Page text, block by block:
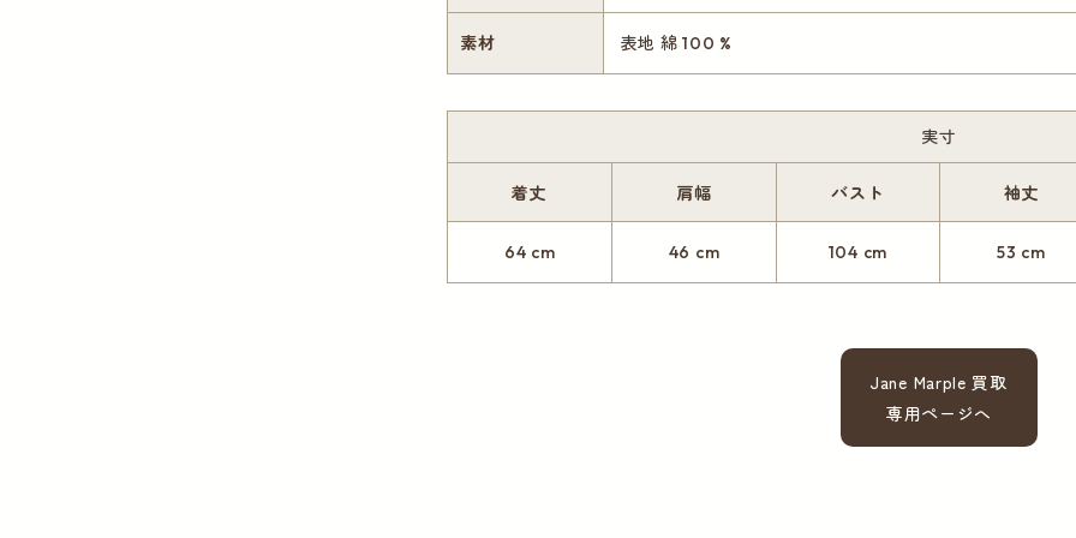
素材 表地 綿 100 %
実寸
着丈
64 cm
肩幅
46 cm
バスト
104 cm
袖丈
53 cm
Jane Marple 買取
専用ページへ